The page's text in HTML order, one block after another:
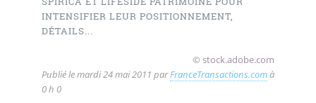
INTENSIFIER LEUR POSITIONNEMENT,
DÉTAILS...
© stock.adobe.com
Publié lemardi 24 mai 2011 parFranceTransactions.comà
0 h 0